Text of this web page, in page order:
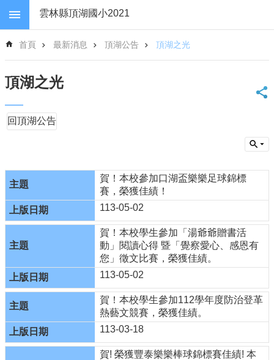
跳到主要內容區塊
階
搜
首
頁
覽
林
縣
府
育
處
縣
網
中
心
雲林縣頂湖國小2021
首頁 最新消息 頂湖公告 頂湖之光
頂湖之光
回頂湖公告
賀！本校參加口湖盃樂樂足球錦標
賽，榮獲佳績！
113-05-02
賀！本校學生參加「湯爺爺贈書活
動」閱讀心得 暨「覺察愛心、感恩有
您」徵文比賽，榮獲佳績。
113-05-02
賀！本校學生參加112學年度防治登革
熱藝文競賽，榮獲佳績。
113-03-18
賀! 榮獲豐泰樂樂棒球錦標賽佳績! 本